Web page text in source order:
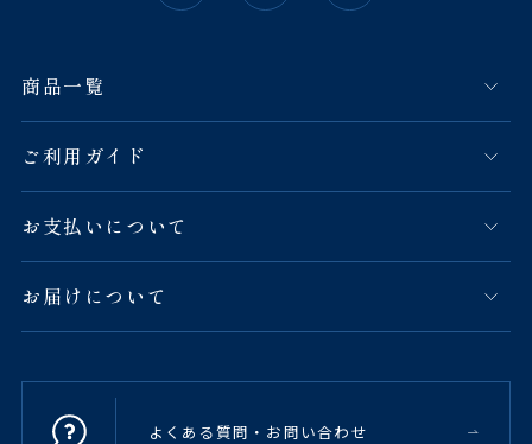
商品一覧
ご利用ガイド
お支払いについて
お届けについて
よくある質問・お問い合わせ